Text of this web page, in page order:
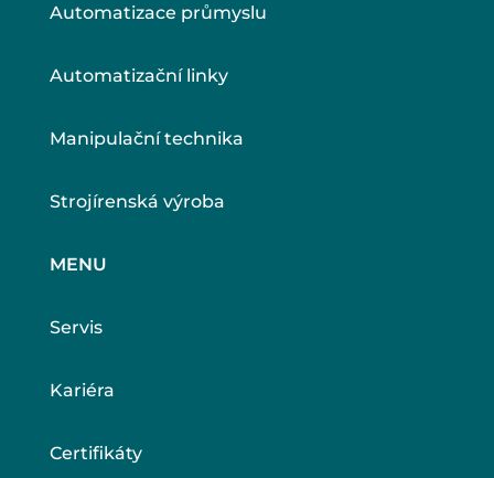
Automatizace průmyslu
Automatizační linky
Manipulační technika
Strojírenská výroba
MENU
Servis
Kariéra
Certifikáty